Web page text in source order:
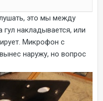
это мы между
накладывается, или
Микрофон с
наружу, но вопрос